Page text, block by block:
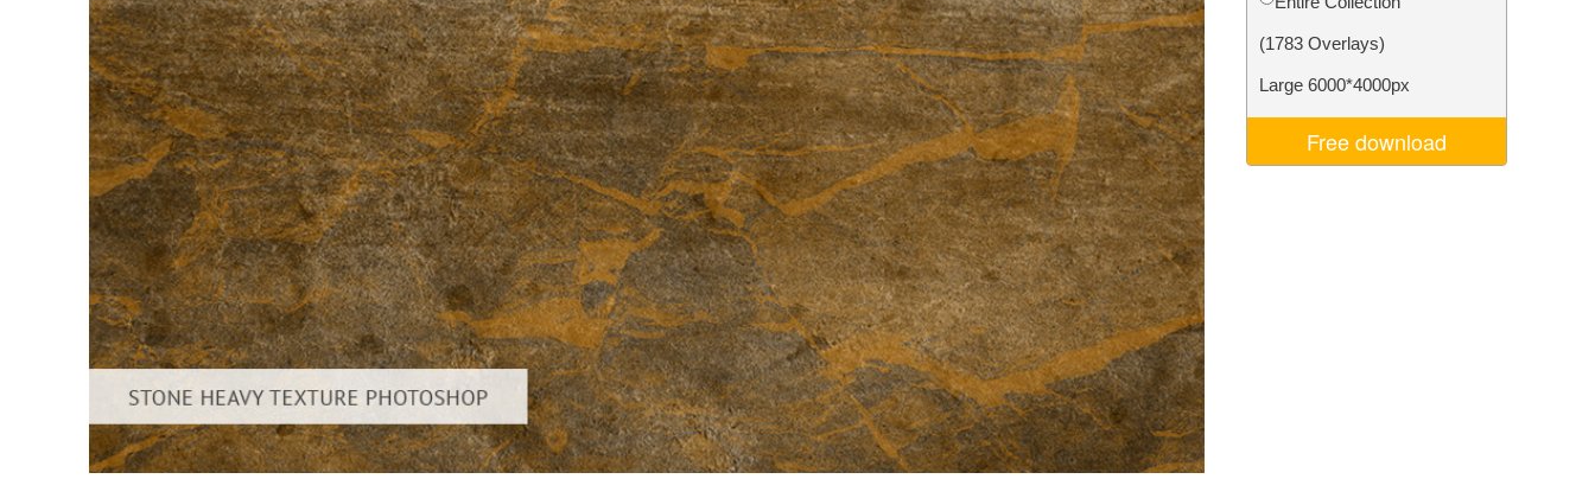
Tuotteen valokuvien muokkaus Korujen valokuvien muokkaus AI-koulutusdata Video Editing Services
(1783 Overlays)
Large 6000*4000px
Free download